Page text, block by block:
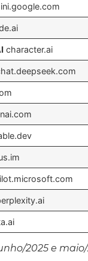
character.ai
2025 e